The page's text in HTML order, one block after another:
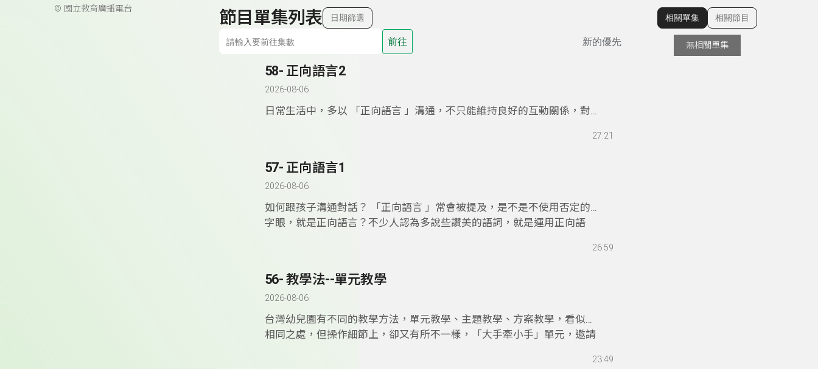
© 國立教育廣播電台 節目單集列表 日期篩選
前往 新的優先
58- 正向語言2
2026-08-06
日常生活中，多以 「正向語言 」溝通，不只能維持良好的互動關係，對
系 副教授兼幼兒教育學系主任張英熙。
27:21
57- 正向語言1
2026-08-06
如何跟孩子溝通對話？ 「正向語言 」常會被提及，是不是不使用否定的
字眼，就是正向語言？不少人認為多說些讚美的語詞，就是運用正向語
26:59
56- 教學法--單元教學
2026-08-06
台灣幼兒園有不同的教學方法，單元教學、主題教學、方案教學，看似有
相同之處，但操作細節上，卻又有所不一樣，「大手牽小手」單元，邀請
23:49
顯示相關單集
相關單集 相關節目
無相關單集